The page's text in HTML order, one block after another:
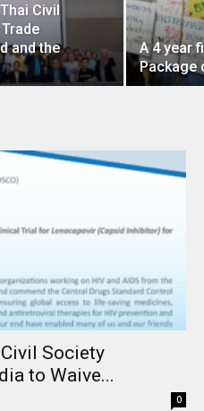
Civil
and the
A 4 year
Package
Society
to Waive...
0